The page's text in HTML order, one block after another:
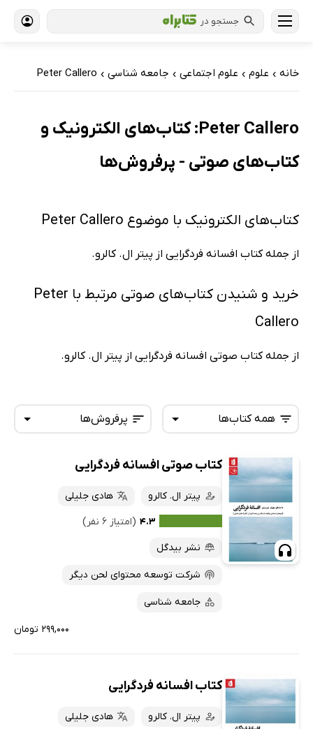
جستجو در
خانه › علوم › علوم اجتماعی › جامعه شناسی ›
Peter Callero
Peter Callero: کتاب‌های الکترونیک و
کتاب‌های صوتی - پرفروش‌ها
کتاب‌های الکترونیک با موضوع Peter Callero
از جمله کتاب افسانه فردگرایی از پیتر ال. کالرو.
خرید و شنیدن کتاب‌های صوتی مرتبط با Peter
Callero
از جمله کتاب صوتی افسانه فردگرایی از پیتر ال. کالرو.
پرفروش‌ها
تازه‌ها
داغ‌ترین‌ها
پرفروش‌ها
ارزان ترین‌ها
همه کتاب‌ها
همه کتاب‌ها
کتاب‌های صوتی
کتاب‌های متنی
کتاب صوتی افسانه فردگرایی
پیتر ال. کالرو
هادی جلیلی
۴.۳ (امتیاز ۶ نفر)
نشر بیدگل
شرکت توسعه محتوای لحن دیگر
جامعه شناسی
۲۹۹,۰۰۰ تومان
کتاب افسانه فردگرایی
پیتر ال. کالرو
هادی جلیلی